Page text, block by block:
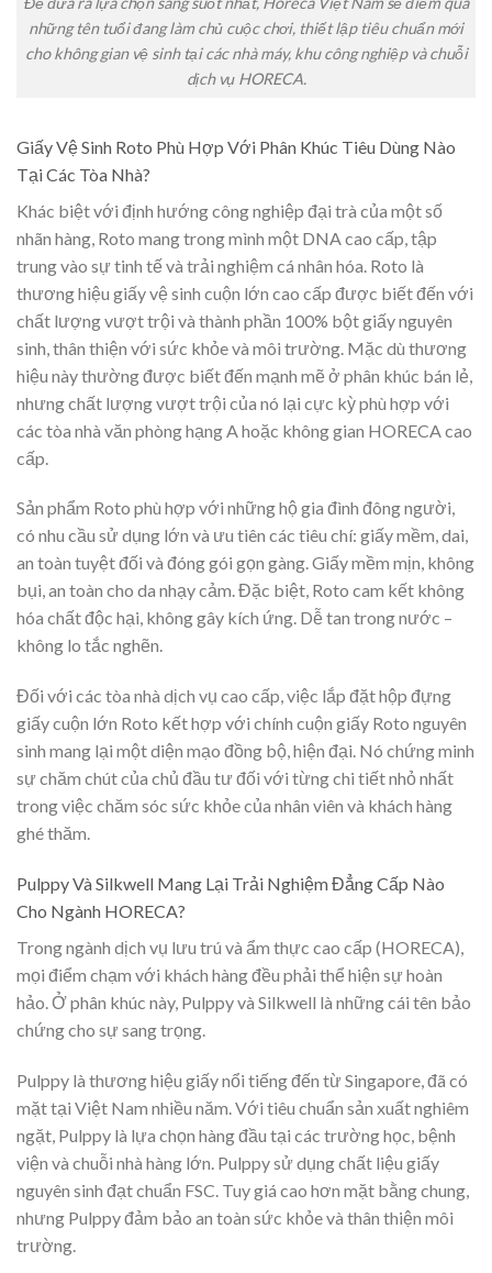
những tên tuổi đang làm chủ cuộc chơi, thiết lập tiêu chuẩn mới
cho không gian vệ sinh tại các nhà máy, khu công nghiệp và chuỗi
dịch vụ HORECA.
Giấy Vệ Sinh Roto Phù Hợp Với Phân Khúc Tiêu Dùng Nào
Tại Các Tòa Nhà?
Khác biệt với định hướng công nghiệp đại trà của một số
nhãn hàng, Roto mang trong mình một DNA cao cấp, tập
trung vào sự tinh tế và trải nghiệm cá nhân hóa. Roto là
thương hiệu giấy vệ sinh cuộn lớn cao cấp được biết đến với
chất lượng vượt trội và thành phần 100% bột giấy nguyên
sinh, thân thiện với sức khỏe và môi trường. Mặc dù thương
hiệu này thường được biết đến mạnh mẽ ở phân khúc bán lẻ,
nhưng chất lượng vượt trội của nó lại cực kỳ phù hợp với
các tòa nhà văn phòng hạng A hoặc không gian HORECA cao
cấp.
Sản phẩm Roto phù hợp với những hộ gia đình đông người,
có nhu cầu sử dụng lớn và ưu tiên các tiêu chí: giấy mềm, dai,
an toàn tuyệt đối và đóng gói gọn gàng. Giấy mềm mịn, không
bụi, an toàn cho da nhạy cảm. Đặc biệt, Roto cam kết không
hóa chất độc hại, không gây kích ứng. Dễ tan trong nước –
không lo tắc nghẽn.
Đối với các tòa nhà dịch vụ cao cấp, việc lắp đặt hộp đựng
giấy cuộn lớn Roto kết hợp với chính cuộn giấy Roto nguyên
sinh mang lại một diện mạo đồng bộ, hiện đại. Nó chứng minh
sự chăm chút của chủ đầu tư đối với từng chi tiết nhỏ nhất
trong việc chăm sóc sức khỏe của nhân viên và khách hàng
ghé thăm.
Pulppy Và Silkwell Mang Lại Trải Nghiệm Đẳng Cấp Nào
Cho Ngành HORECA?
Trong ngành dịch vụ lưu trú và ẩm thực cao cấp (HORECA),
mọi điểm chạm với khách hàng đều phải thể hiện sự hoàn
hảo. Ở phân khúc này, Pulppy và Silkwell là những cái tên bảo
chứng cho sự sang trọng.
Pulppy là thương hiệu giấy nổi tiếng đến từ Singapore, đã có
mặt tại Việt Nam nhiều năm. Với tiêu chuẩn sản xuất nghiêm
ngặt, Pulppy là lựa chọn hàng đầu tại các trường học, bệnh
viện và chuỗi nhà hàng lớn. Pulppy sử dụng chất liệu giấy
nguyên sinh đạt chuẩn FSC. Tuy giá cao hơn mặt bằng chung,
nhưng Pulppy đảm bảo an toàn sức khỏe và thân thiện môi
trường.